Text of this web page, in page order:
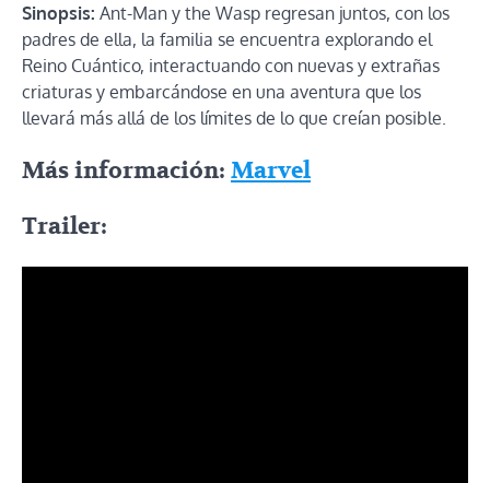
Sinopsis: Ant-Man y the Wasp regresan juntos, con los
padres de ella, la familia se encuentra explorando el
Reino Cuántico, interactuando con nuevas y extrañas
criaturas y embarcándose en una aventura que los
llevará más allá de los límites de lo que creían posible.
Más información: Marvel
Trailer: